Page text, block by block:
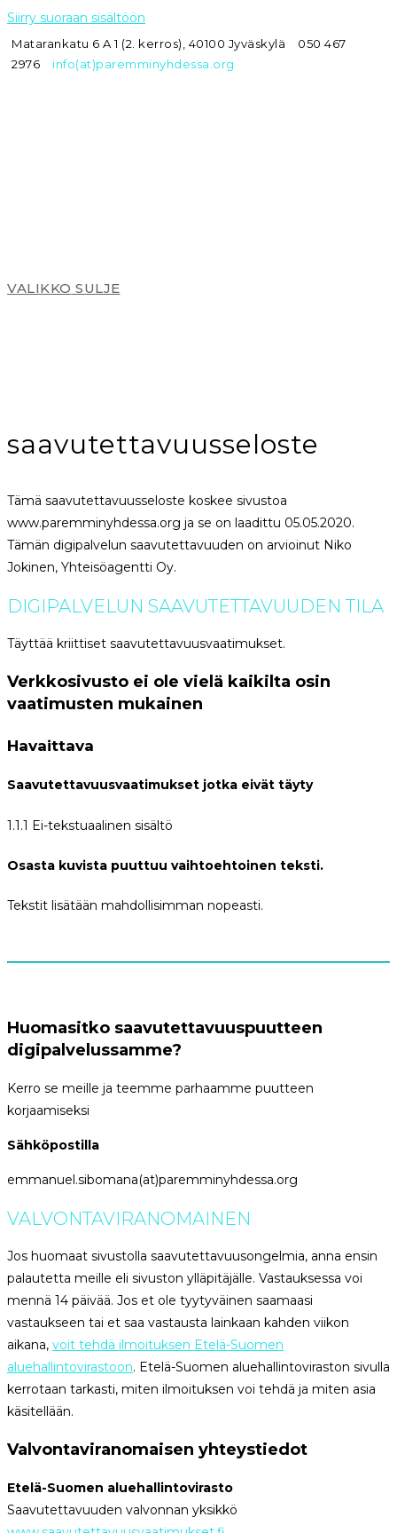
Siirry suoraan sisältöön
Matarankatu 6 A 1 (2. kerros), 40100 Jyväskylä
050 467
2976
info(at)paremminyhdessa.org
VALIKKO SULJE
saavutettavuusseloste
Tämä saavutettavuusseloste koskee sivustoa
www.paremminyhdessa.org ja se on laadittu 05.05.2020.
Tämän digipalvelun saavutettavuuden on arvioinut Niko
Jokinen, Yhteisöagentti Oy.
DIGIPALVELUN SAAVUTETTAVUUDEN TILA
Täyttää kriittiset saavutettavuusvaatimukset.
Verkkosivusto ei ole vielä kaikilta osin
vaatimusten mukainen
Havaittava
Saavutettavuusvaatimukset jotka eivät täyty
1.1.1 Ei-tekstuaalinen sisältö
Osasta kuvista puuttuu vaihtoehtoinen teksti.
Tekstit lisätään mahdollisimman nopeasti.
Huomasitko saavutettavuuspuutteen
digipalvelussamme?
Kerro se meille ja teemme parhaamme puutteen
korjaamiseksi
Sähköpostilla
emmanuel.sibomana(at)paremminyhdessa.org
VALVONTAVIRANOMAINEN
Jos huomaat sivustolla saavutettavuusongelmia, anna ensin
palautetta meille eli sivuston ylläpitäjälle. Vastauksessa voi
mennä 14 päivää. Jos et ole tyytyväinen saamaasi
vastaukseen tai et saa vastausta lainkaan kahden viikon
aikana, voit tehdä ilmoituksen Etelä-Suomen
aluehallintovirastoon. Etelä-Suomen aluehallintoviraston sivulla
kerrotaan tarkasti, miten ilmoituksen voi tehdä ja miten asia
käsitellään.
Valvontaviranomaisen yhteystiedot
Etelä-Suomen aluehallintovirasto
Saavutettavuuden valvonnan yksikkö